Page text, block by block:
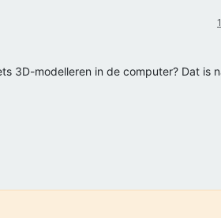
3D-modelleren in de computer? Dat is